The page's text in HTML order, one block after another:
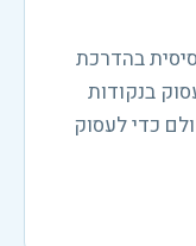
בהדרכת
בנקודות
כדי לעסוק